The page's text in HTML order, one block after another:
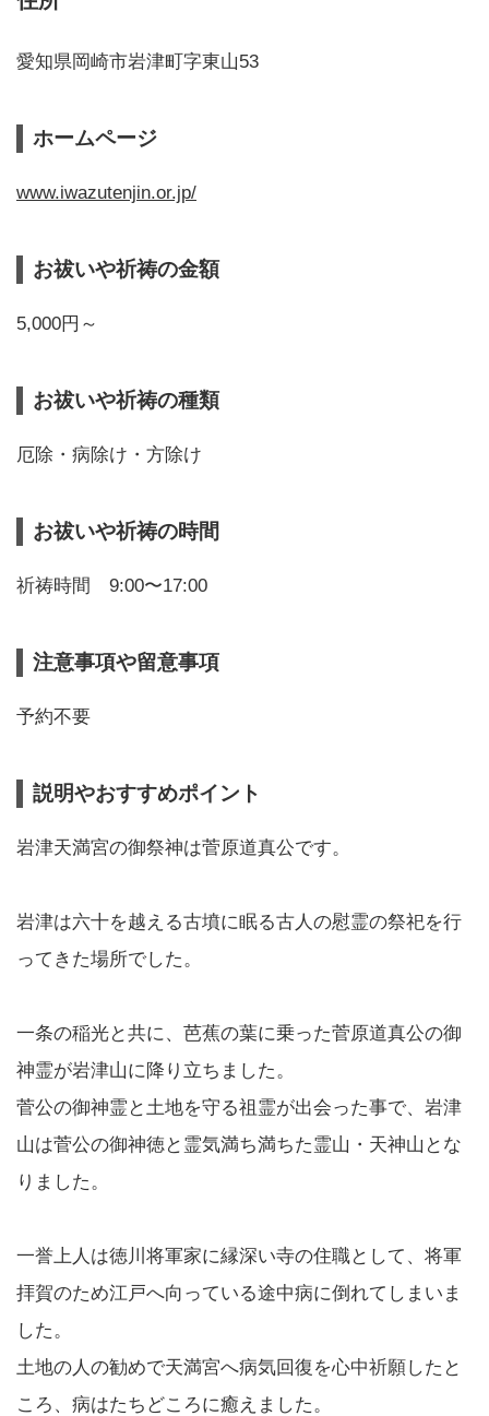
愛知県岡崎市岩津町字東山53
ホームページ
www.iwazutenjin.or.jp/
お祓いや祈祷の金額
5,000円～
お祓いや祈祷の種類
厄除・病除け・方除け
お祓いや祈祷の時間
祈祷時間 9:00〜17:00
注意事項や留意事項
予約不要
説明やおすすめポイント
岩津天満宮の御祭神は菅原道真公です。
岩津は六十を越える古墳に眠る古人の慰霊の祭祀を行
ってきた場所でした。
一条の稲光と共に、芭蕉の葉に乗った菅原道真公の御
神霊が岩津山に降り立ちました。
菅公の御神霊と土地を守る祖霊が出会った事で、岩津
山は菅公の御神徳と霊気満ち満ちた霊山・天神山とな
りました。
一誉上人は徳川将軍家に縁深い寺の住職として、将軍
拝賀のため江戸へ向っている途中病に倒れてしまいま
した。
土地の人の勧めで天満宮へ病気回復を心中祈願したと
ころ、病はたちどころに癒えました。